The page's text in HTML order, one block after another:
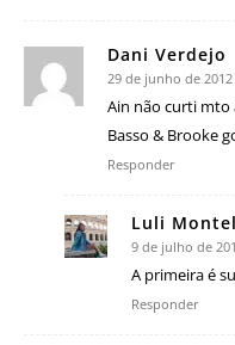
Dani Verdejo
29 de junho de
Ain não curti mto
Basso & Brooke
Responder
Luli
9 de julho de
A primeira é
Responder